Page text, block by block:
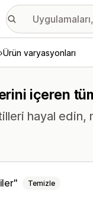
Ürün varyasyonları
içeren
hayal edin,
Temizle